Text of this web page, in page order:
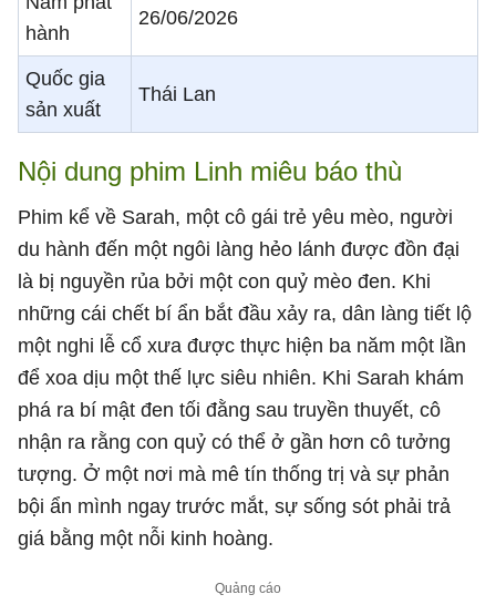
hành
26/06/2026
Quốc gia
sản xuất
Thái Lan
Nội dung phim Linh miêu báo thù
Phim kể về Sarah, một cô gái trẻ yêu mèo, người
du hành đến một ngôi làng hẻo lánh được đồn đại
là bị nguyền rủa bởi một con quỷ mèo đen. Khi
những cái chết bí ẩn bắt đầu xảy ra, dân làng tiết lộ
một nghi lễ cổ xưa được thực hiện ba năm một lần
để xoa dịu một thế lực siêu nhiên. Khi Sarah khám
phá ra bí mật đen tối đằng sau truyền thuyết, cô
nhận ra rằng con quỷ có thể ở gần hơn cô tưởng
tượng. Ở một nơi mà mê tín thống trị và sự phản
bội ẩn mình ngay trước mắt, sự sống sót phải trả
giá bằng một nỗi kinh hoàng.